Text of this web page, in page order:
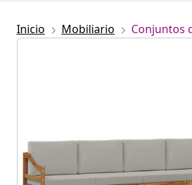
Inicio Mobiliario Conjuntos